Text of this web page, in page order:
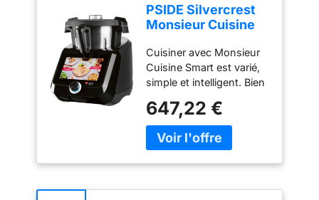
PSIDE Silvercrest
Monsieur Cuisine
SKMS 1200 B1 1200
W Noir
Cuisiner avec Monsieur
Cuisine Smart est varié,
simple et intelligent. Bien
trop court. Grâce à sa
technologie intelligente
et à ses multiples
quotidien dans la cuisine.
647,22 €